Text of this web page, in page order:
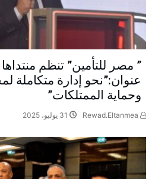
” مصر للتأمين” تنظم
عنوان:”نحو إدارة متكاملة
وحماية الممتلكات”
31 يوليو، 2025